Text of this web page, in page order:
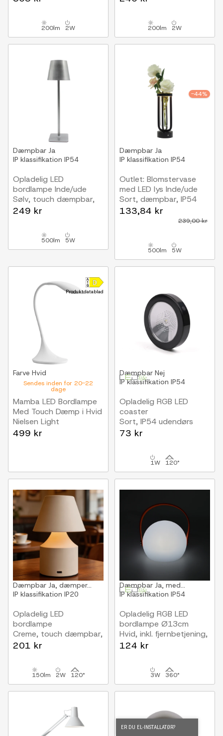
200lm 2W 200lm 2W
Dæmpbar Ja
IP klassifikation IP54
Opladelig LED
bordlampe Inde/ude
Sølv, touch dæmpbar,
CCT, IP54 udendørs
249 kr
500lm 5W
-44%
Dæmpbar Ja
IP klassifikation IP54
Outlet: Blomstervase
med LED lys Inde/ude
Sort, dæmpbar, IP54
udendørs
133,84 kr
239,00 kr
500lm 5W
Produktdatablad
Sendes inden for 20-22
dage
Farve Hvid
Mamba LED Bordlampe
Med Touch Dæmp i Hvid
Nielsen Light
499 kr
Dæmpbar Nej
IP klassifikation IP54
Opladelig RGB LED
coaster
Sort, IP54 udendørs
73 kr
1W 120°
Dæmpbar Ja, dæmper...
IP klassifikation IP20
Opladelig LED
bordlampe
Creme, touch dæmpbar,
3i1, IP20 indendørs
201 kr
150lm 2W 120°
Dæmpbar Ja, med...
IP klassifikation IP54
Opladelig RGB LED
bordlampe Ø13cm
Hvid, inkl. fjernbetjening,
IP54 udendørs
124 kr
3W 360°
ER DU EL-INSTALLATØR?